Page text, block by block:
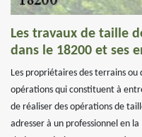
Les travaux de taille
dans le 18200 et ses
Les propriétaires des terrains
opérations qui constituent à
de réaliser des opérations de
adresser à un professionnel en